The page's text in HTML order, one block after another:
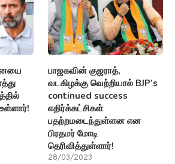
பாஜகவின் குஜராத்,
வடகிழக்கு வெற்றியால் BJP’s
continued success
எதிர்க்கட்சிகள்
பதற்றமடைந்துள்ளன என
பிரதமர் மோடி
தெரிவித்துள்ளார்!
28/03/2023